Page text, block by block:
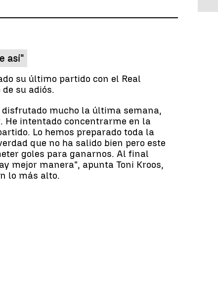
así"
su último partido con el Real
su adiós.
mucho la última semana,
He intentado concentrarme en la
Lo hemos preparado toda la
que no ha salido bien pero este
goles para ganarnos. Al final
mejor manera", apunta Toni Kroos,
lo más alto.